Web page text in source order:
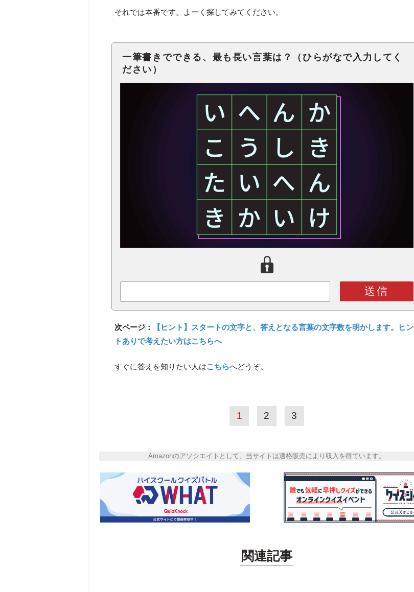
それでは本番です。よーく探してみてください。
一筆書きでできる、最も長い言葉は？（ひらがなで入力してく
ださい）
送信
次ページ：
【ヒント】スタートの文字と、答えとなる言葉の文字数を明かします。ヒン
トありで考えたい方はこちらへ
すぐに答えを知りたい人はこちらへどうぞ。
1 2 3
Amazonのアソシエイトとして、当サイトは適格販売により収入を得ています。
関連記事